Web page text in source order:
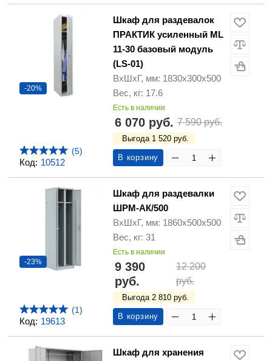
Код: 10512
-20%
(5)
Шкаф для раздевалок
ПРАКТИК усиленный ML
11-30 базовый модуль
(LS-01)
ВхШхГ, мм: 1830х300х500
Вес, кг: 17.6
Есть в наличии
6 070 руб. 7 590 руб.
Выгода 1 520 руб.
В корзину
Код: 19613
-23%
(1)
Шкаф для раздевалки
ШРМ-АК/500
ВхШхГ, мм: 1860х500х500
Вес, кг: 31
Есть в наличии
9 390
руб.
12 200
руб.
Выгода 2 810 руб.
В корзину
Шкаф для хранения